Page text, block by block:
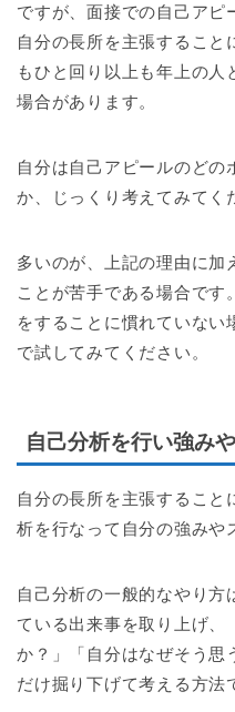
ですが、面接での自己アピ
自分の長所を主張すること
もひと回り以上も年上の人
場合があります。
自分は自己アピールのどの
か、じっくり考えてみてく
多いのが、上記の理由に加
ことが苦手である場合です
をすることに慣れていない
で試してみてください。
自己分析を行い強み
自分の長所を主張すること
析を行なって自分の強みや
自己分析の一般的なやり方
ている出来事を取り上げ、
か？」「自分はなぜそう思
だけ掘り下げて考える方法